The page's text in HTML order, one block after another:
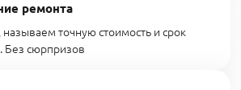
ремонта
точную стоимость и срок
Без сюрпризов